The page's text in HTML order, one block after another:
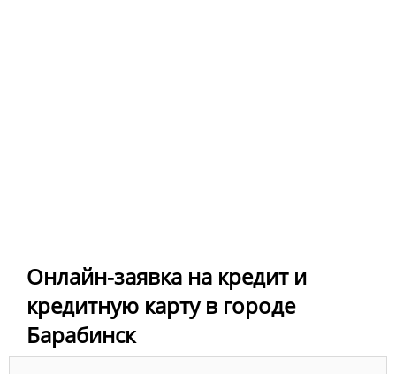
Онлайн-заявка на кредит и
кредитную карту в городе
Барабинск